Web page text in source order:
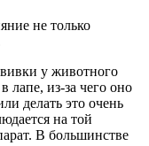
не только
у животного
лапе, из-за чего оно
делать это очень
на той
В большинстве